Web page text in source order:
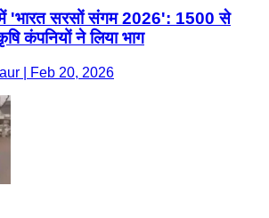
में 'भारत सरसों संगम 2026': 1500 से
कंपनियों ने लिया भाग
| Feb 20, 2026